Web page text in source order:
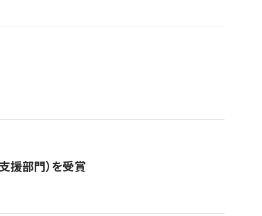
援部門）を受賞